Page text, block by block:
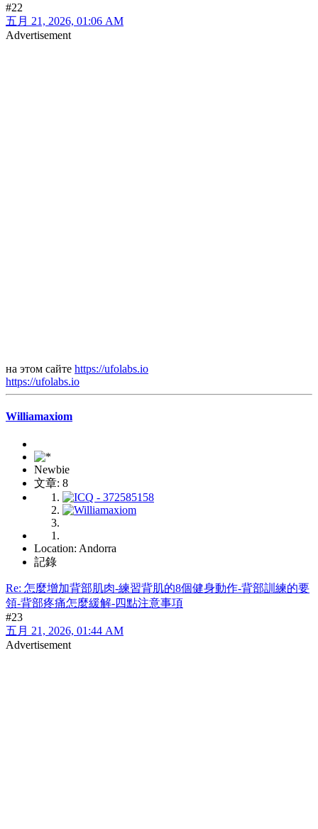
#22
五月 21, 2026, 01:06 AM
Advertisement
на этом сайте https://ufolabs.io
https://ufolabs.io
Williamaxiom
Newbie
文章: 8
Location: Andorra
記錄
Re: 怎麼增加背部肌肉-練習背肌的8個健身動作-背部訓練的要
領-背部疼痛怎麼緩解-四點注意事項
#23
五月 21, 2026, 01:44 AM
Advertisement